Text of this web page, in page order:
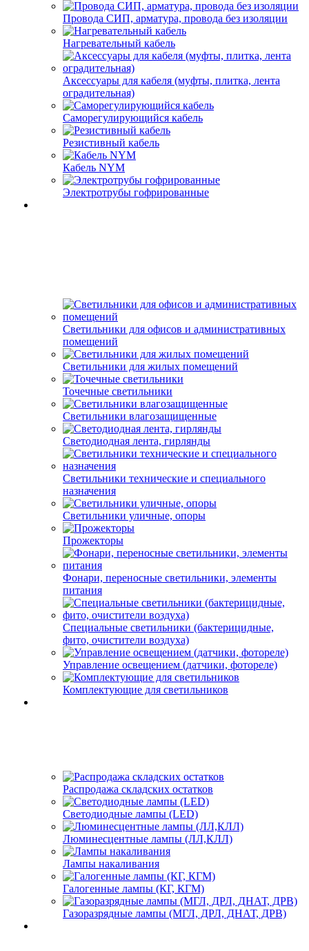
Провода СИП, арматура, провода без изоляции
Нагревательный кабель
Аксессуары для кабеля (муфты, плитка, лента
оградительная)
Саморегулирующийся кабель
Резистивный кабель
Кабель NYM
Электротрубы гофрированные
Светильники для офисов и административных
помещений
Светильники для жилых помещений
Точечные светильники
Светильники влагозащищенные
Светодиодная лента, гирлянды
Светильники технические и специального
назначения
Светильники уличные, опоры
Прожекторы
Фонари, переносные светильники, элементы
питания
Специальные светильники (бактерицидные,
фито, очистители воздуха)
Управление освещением (датчики, фотореле)
Комплектующие для светильников
Распродажа складских остатков
Светодиодные лампы (LED)
Люминесцентные лампы (ЛЛ,КЛЛ)
Лампы накаливания
Галогенные лампы (КГ, КГМ)
Газоразрядные лампы (МГЛ, ДРЛ, ДНАТ, ДРВ)